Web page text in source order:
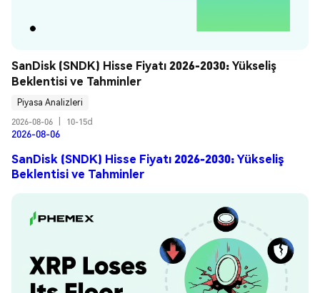
SanDisk (SNDK) Hisse Fiyatı 2026-2030: Yükseliş
Beklentisi ve Tahminler
Piyasa Analizleri
2026-08-06
10-15d
2026-08-06
SanDisk (SNDK) Hisse Fiyatı 2026-2030: Yükseliş
Beklentisi ve Tahminler